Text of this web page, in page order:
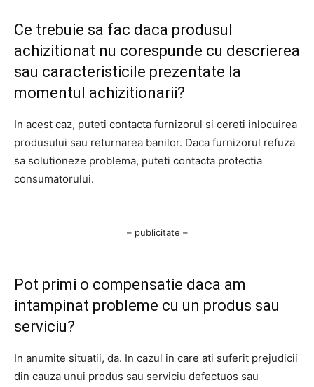
Ce trebuie sa fac daca produsul
achizitionat nu corespunde cu descrierea
sau caracteristicile prezentate la
momentul achizitionarii?
In acest caz, puteti contacta furnizorul si cereti inlocuirea
produsului sau returnarea banilor. Daca furnizorul refuza
sa solutioneze problema, puteti contacta protectia
consumatorului.
– publicitate –
Pot primi o compensatie daca am
intampinat probleme cu un produs sau
serviciu?
In anumite situatii, da. In cazul in care ati suferit prejudicii
din cauza unui produs sau serviciu defectuos sau